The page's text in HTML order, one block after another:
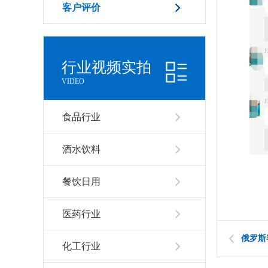
客户评价
行业视频实拍
VIDEO
食品行业
酒水饮料
餐饮日用
医药行业
化工行业
俄罗